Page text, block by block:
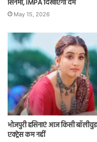
सिनेमा, IMPA दिखाएगा दम
May 15, 2026
भोजपुरी हसिनाएं आज किसी बॉलीवुड
एक्ट्रेस कम नहीं